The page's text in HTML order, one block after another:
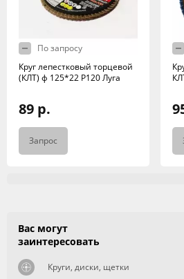
По запросу
Круг лепестковый торцевой
(КЛТ) ф 125*22 Р120 Луга
89 р.
Запрос
Вас могут
заинтересовать
Круги, диски, щетки